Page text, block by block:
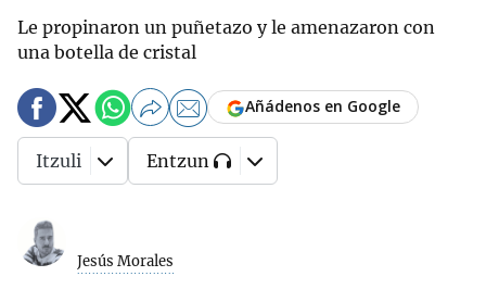
Le propinaron un puñetazo y le amenazaron con
una botella de cristal
Jesús Morales
Añádenos en Google
Itzuli Entzun